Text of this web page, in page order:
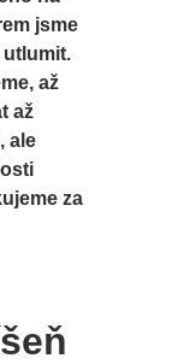
jsme
až
až
ale
za